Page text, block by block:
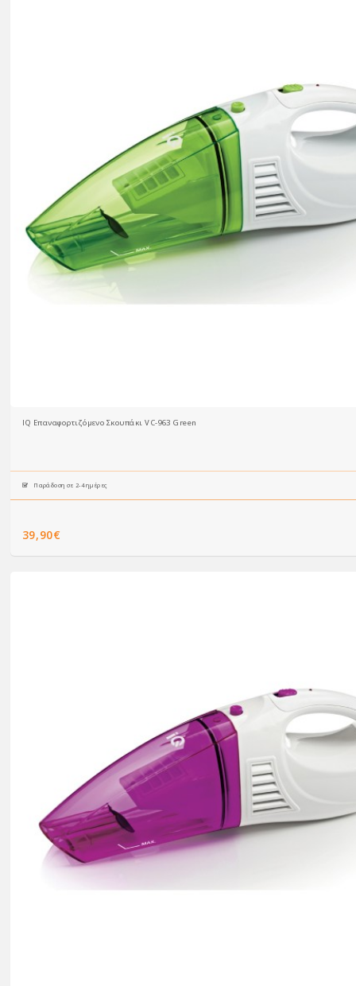
IQ Επαναφορτιζόμενο Σκουπάκι VC-963 Green
Παράδοση σε 2-4 ημέρες
39,90€